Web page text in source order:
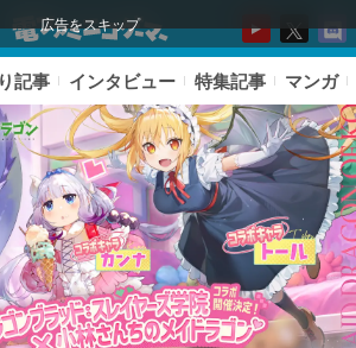
広告をスキップ
記事 インタビュー 特集記事 マンガ